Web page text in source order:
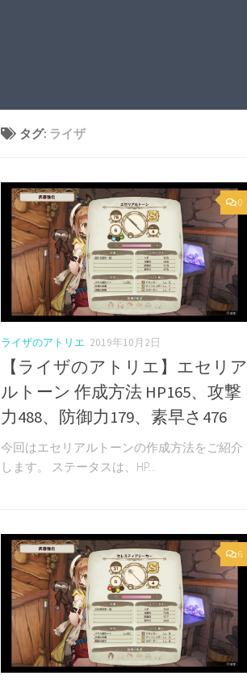
タグ: ライザ
0
ライザのアトリエ 2019年10月2日
【ライザのアトリエ】エセリア
ルトーン 作成方法 HP165、攻撃
力488、防御力179、素早さ476
今回はエセリアルトーンの作成方法をご紹介
します。 ステータスは、HP...
6